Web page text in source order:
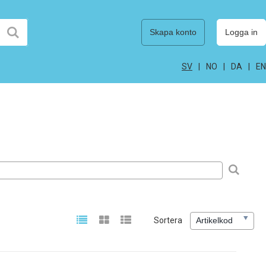
Logga in
Skapa konto
SV NO DA EN
Sortera Artikelkod